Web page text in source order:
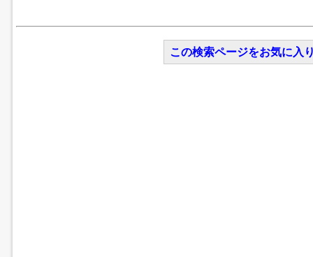
この検索ページをお気に入